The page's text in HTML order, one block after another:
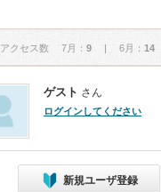
アクセス数 7月： 9 | 6月： 14
ゲスト さん
ログインしてください
新規ユーザ登録